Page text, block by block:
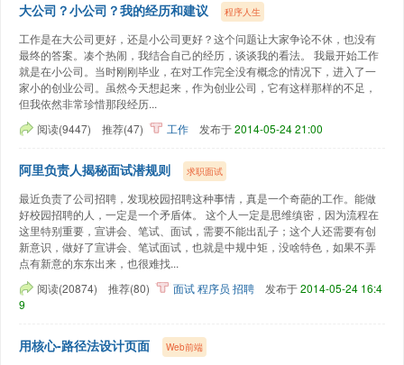
大公司？小公司？我的经历和建议 程序人生
工作是在大公司更好，还是小公司更好？这个问题让大家争论不休，也没有
最终的答案。凑个热闹，我结合自己的经历，谈谈我的看法。 我最开始工作
就是在小公司。当时刚刚毕业，在对工作完全没有概念的情况下，进入了一
家小的创业公司。虽然今天想起来，作为创业公司，它有这样那样的不足，
但我依然非常珍惜那段经历...
阅读(9447)
推荐(47) 工作 发布于2014-05-24 21:00
阿里负责人揭秘面试潜规则 求职面试
最近负责了公司招聘，发现校园招聘这种事情，真是一个奇葩的工作。能做
好校园招聘的人，一定是一个矛盾体。 这个人一定是思维缜密，因为流程在
这里特别重要，宣讲会、笔试、面试，需要不能出乱子；这个人还需要有创
新意识，做好了宣讲会、笔试面试，也就是中规中矩，没啥特色，如果不弄
点有新意的东东出来，也很难找...
阅读(20874)
推荐(80) 面试程序员 招聘 发布于2014-05-24 16:4
9
用核心-路径法设计页面 Web前端